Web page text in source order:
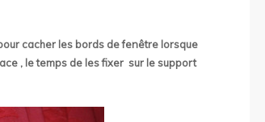
cacher les bords de fenêtre lorsque
, le temps de les fixer sur le support